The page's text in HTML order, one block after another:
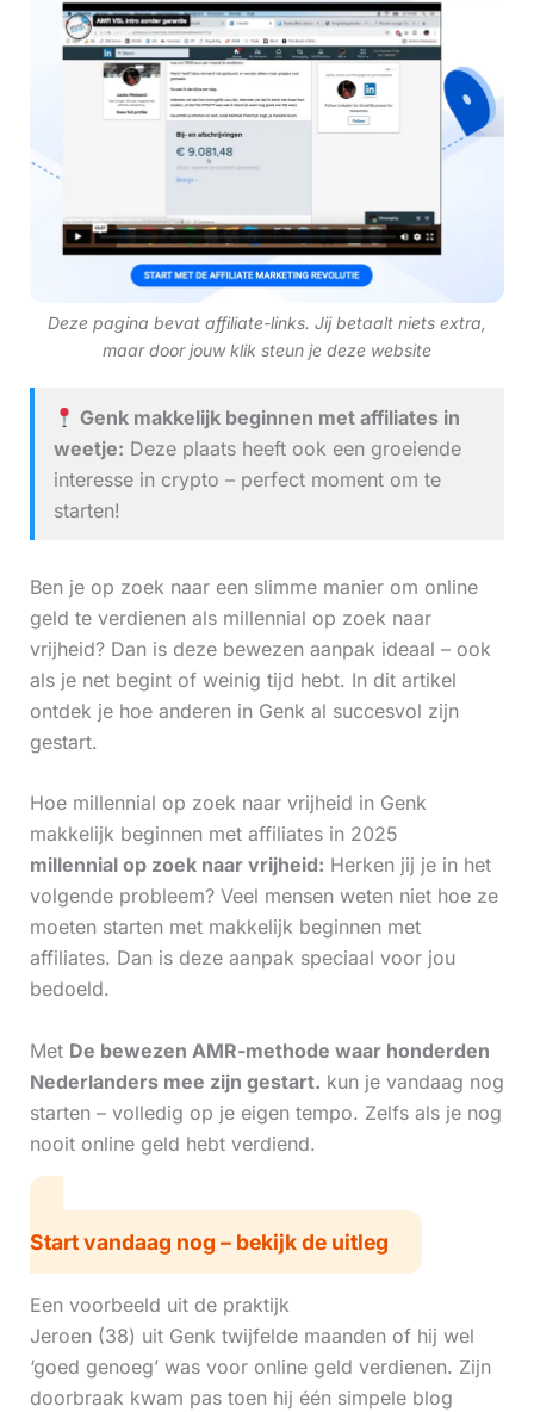
Deze pagina bevat affiliate-links. Jij betaalt niets extra,
maar door jouw klik steun je deze website
Genk makkelijk beginnen met affiliates in
weetje: Deze plaats heeft ook een groeiende
interesse in crypto – perfect moment om te
starten!
Ben je op zoek naar een slimme manier om online
geld te verdienen als millennial op zoek naar
vrijheid? Dan is deze bewezen aanpak ideaal – ook
als je net begint of weinig tijd hebt. In dit artikel
ontdek je hoe anderen in Genk al succesvol zijn
gestart.
Hoe millennial op zoek naar vrijheid in Genk
makkelijk beginnen met affiliates in 2025
millennial op zoek naar vrijheid: Herken jij je in het
volgende probleem? Veel mensen weten niet hoe ze
moeten starten met makkelijk beginnen met
affiliates. Dan is deze aanpak speciaal voor jou
bedoeld.
Met De bewezen AMR-methode waar honderden
Nederlanders mee zijn gestart. kun je vandaag nog
starten – volledig op je eigen tempo. Zelfs als je nog
nooit online geld hebt verdiend.
Start vandaag nog – bekijk de uitleg
Een voorbeeld uit de praktijk
Jeroen (38) uit Genk twijfelde maanden of hij wel
‘goed genoeg’ was voor online geld verdienen. Zijn
doorbraak kwam pas toen hij één simpele blog